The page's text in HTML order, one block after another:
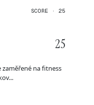
SCORE · 25
25
na fitness